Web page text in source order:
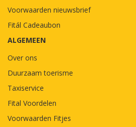
Voorwaarden nieuwsbrief
Fitál Cadeaubon
ALGEMEEN
Over ons
Duurzaam toerisme
Taxiservice
Fital Voordelen
Voorwaarden Fitjes